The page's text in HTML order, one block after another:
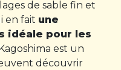
de sable fin et
en fait une
idéale pour les
est un
découvrir